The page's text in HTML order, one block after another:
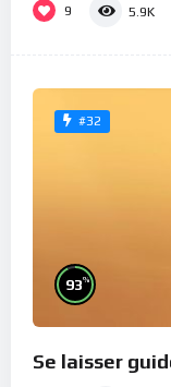
9 5.9K
#32
93%
Se laisser